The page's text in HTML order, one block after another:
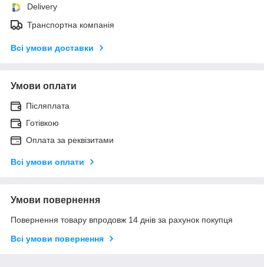
Delivery
Транспортна компанія
Всі умови доставки
Умови оплати
Післяплата
Готівкою
Оплата за реквізитами
Всі умови оплати
Умови повернення
Повернення товару впродовж 14 днів за рахунок покупця
Всі умови повернення